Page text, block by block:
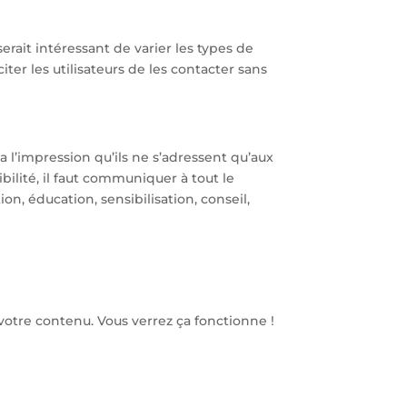
intéressant de varier les types de
les utilisateurs de les contacter sans
qu’ils ne s’adressent qu’aux
il faut communiquer à tout le
éducation, sensibilisation, conseil,
contenu. Vous verrez ça fonctionne !